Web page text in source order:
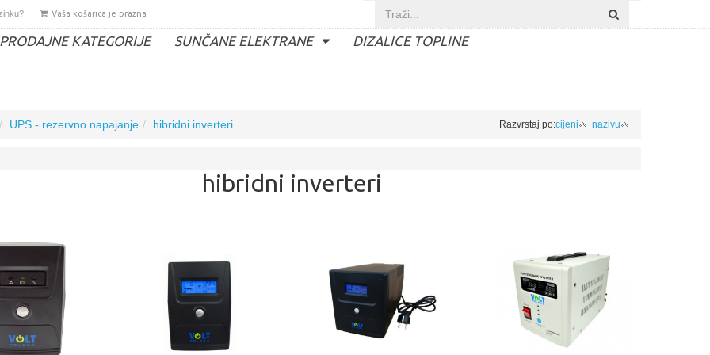
Vaša košarica je prazna
PRODAJNE KATEGORIJE SUNČANE ELEKTRANE DIZALICE TOPLINE
UPS - rezervno napajanje hibridni inverteri Razvrstaj po:cijeni nazivu
hibridni inverteri